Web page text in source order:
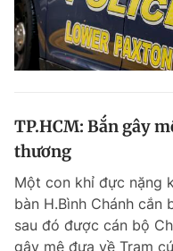
TP.HCM: Bắn gây
thương
Một con khỉ đực nặng
bàn H.Bình Chánh
sau đó được cán bộ
gây mê đưa về Trạm